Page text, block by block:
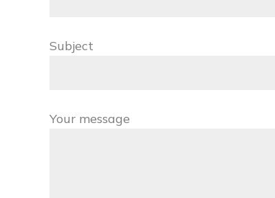
Subject
Your message